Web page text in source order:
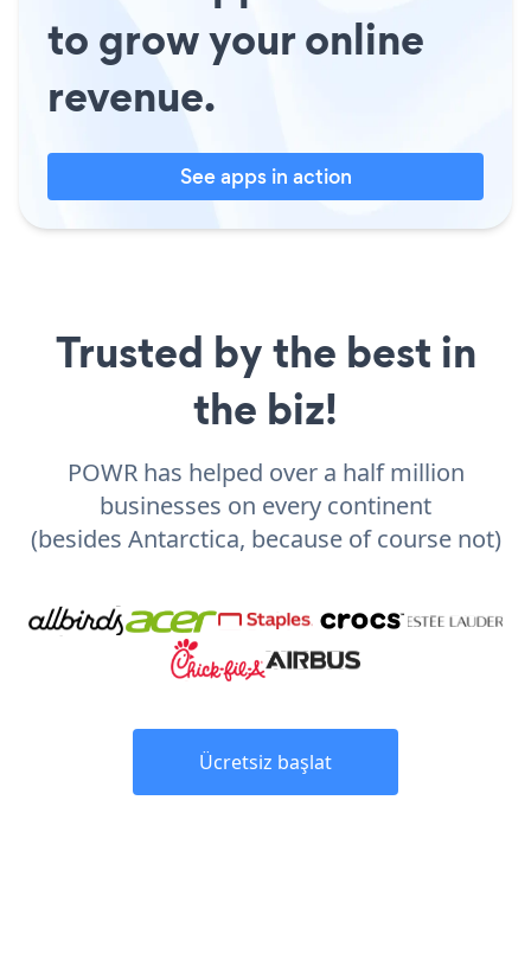
to grow your online
revenue.
See apps in action
Trusted by the best in
the biz!
POWR has helped over a half million
businesses on every continent
(besides Antarctica, because of course not)
Ücretsiz başlat